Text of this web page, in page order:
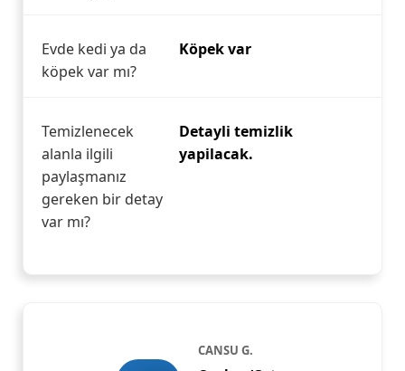
Evde kedi ya da
köpek var mı?
Köpek var
Temizlenecek
alanla ilgili
paylaşmanız
gereken bir detay
var mı?
Detayli temizlik
yapilacak.
CANSU G.